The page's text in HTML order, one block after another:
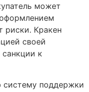
может
риски. Кракен
своей
к
систему поддержки